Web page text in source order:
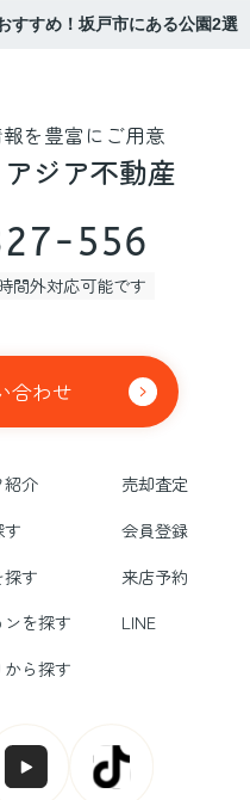
すすめ！坂戸市にある公園2選
を豊富にご用意
ジア不動産
556
間外対応可能です
合わせ
紹介
売却査定
す
会員登録
す
来店予約
を探す
LINE
から探す